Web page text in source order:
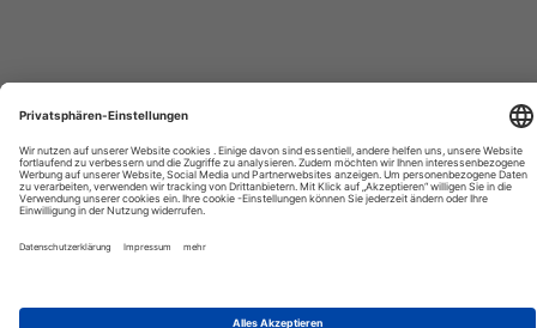
turismo,
Tourismus
Nachrichten,
новости
туризма,
travel
international